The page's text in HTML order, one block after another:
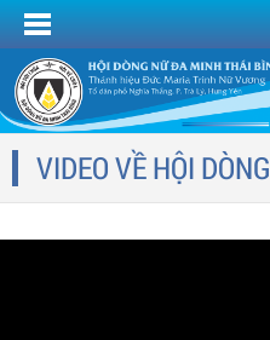
VIDEO VỀ HỘI DÒNG